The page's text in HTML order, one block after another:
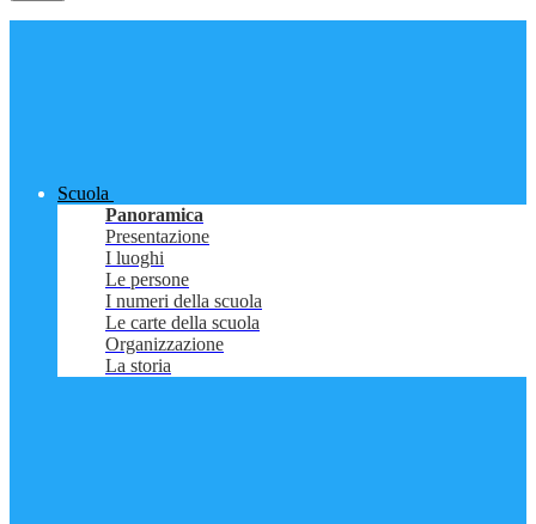
Scuola
Panoramica
Presentazione
I luoghi
Le persone
I numeri della scuola
Le carte della scuola
Organizzazione
La storia